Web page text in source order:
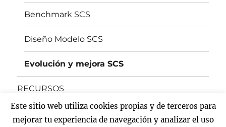
Benchmark SCS
Diseño Modelo SCS
Evolución y mejora SCS
RECURSOS
Este sitio web utiliza cookies propias y de terceros para
mejorar tu experiencia de navegación y analizar el uso